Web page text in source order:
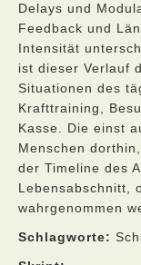
Delays und
Feedback und
Intensität
ist dieser Verlauf
Situationen des
Krafttraining,
Kasse. Die einst
Menschen
der Timeline des
Lebensabschnitt,
wahrgenommen
Schlagworte: